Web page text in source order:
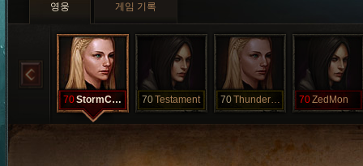
영웅 게임 기록
70 StormChild 70Testament 70 ThunderThigh 70ZedMon